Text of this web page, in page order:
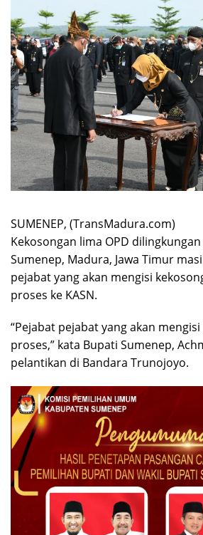
SUMENEP, (TransMadura.com)
Kekosongan lima OPD
Sumenep, Madura, Jawa Timur
pejabat yang akan mengisi
proses ke KASN.
“Pejabat pejabat yang akan
proses,” kata Bupati Sumenep,
pelantikan di Bandara Trunojoyo.